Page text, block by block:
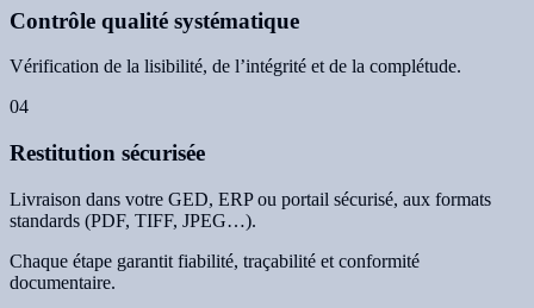
Contrôle qualité systématique
Vérification de la lisibilité, de l’intégrité et de la complétude.
04
Restitution sécurisée
Livraison dans votre GED, ERP ou portail sécurisé, aux formats
standards (PDF, TIFF, JPEG…).
Chaque étape garantit fiabilité, traçabilité et conformité
documentaire.